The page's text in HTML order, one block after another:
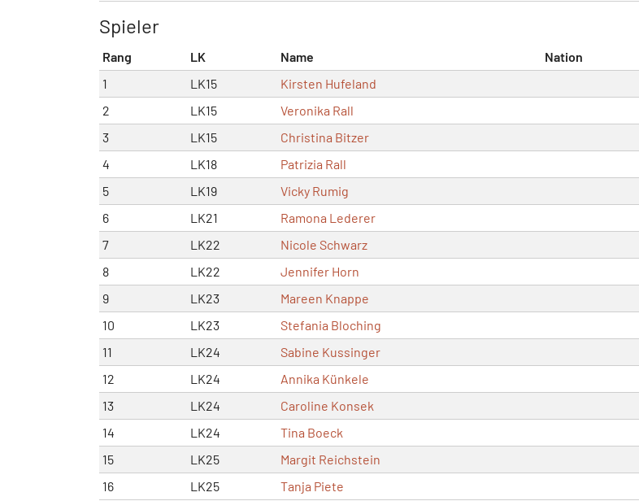
Spieler
Rang LK Name Nation
1
LK15 Kirsten Hufeland
2
LK15 Veronika Rall
3
LK15 Christina Bitzer
4
LK18 Patrizia Rall
5
LK19 Vicky Rumig
6
LK21 Ramona Lederer
7
LK22 Nicole Schwarz
8
LK22 Jennifer Horn
9
LK23 Mareen Knappe
10
LK23 Stefania Bloching
11
LK24 Sabine Kussinger
12
LK24 Annika Künkele
13
LK24 Caroline Konsek
14
LK24 Tina Boeck
15
LK25 Margit Reichstein
16
LK25 Tanja Piete